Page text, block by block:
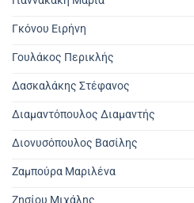
Γκόνου Ειρήνη
Γουλάκος Περικλής
Δασκαλάκης Στέφανος
Διαμαντόπουλος Διαμαντής
Διονυσόπουλος Βασίλης
Ζαμπούρα Μαριλένα